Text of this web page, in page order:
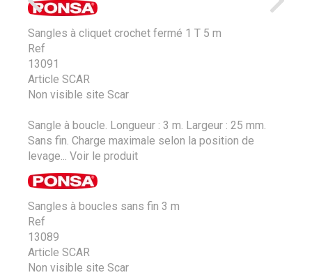
Sangles à cliquet crochet fermé 1 T 5 m
Ref
13091
Article SCAR
Non visible site Scar
Sangle à boucle. Longueur : 3 m. Largeur : 25 mm.
Sans fin. Charge maximale selon la position de
levage...
Voir le produit
Sangles à boucles sans fin 3 m
Ref
13089
Article SCAR
Non visible site Scar